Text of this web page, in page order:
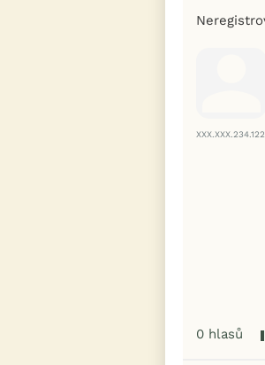
XXX.XXX.234.122
0 hlasů